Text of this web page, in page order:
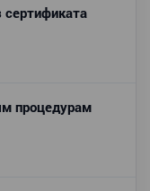
процедурам